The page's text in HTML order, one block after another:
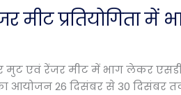
मीट प्रतियोगिता
मुट एवं रेंजर मीट में भाग लेकर
26 दिसंबर से 30 दिसंबर तक